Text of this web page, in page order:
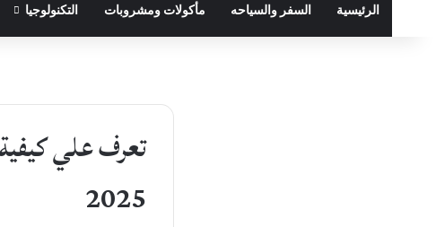
الرئيسية السفر والسياحه مأكولات ومشروبات التكنولوجيا
تعرف علي
2025